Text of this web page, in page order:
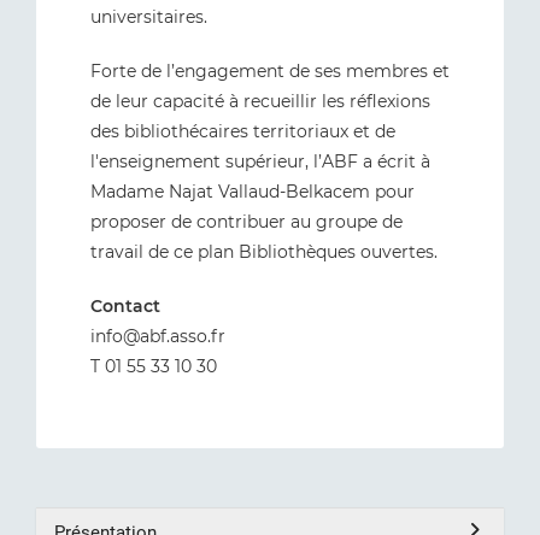
universitaires.
Forte de l’engagement de ses membres et
de leur capacité à recueillir les réflexions
des bibliothécaires territoriaux et de
l'enseignement supérieur, l’ABF a écrit à
Madame Najat Vallaud-Belkacem pour
proposer de contribuer au groupe de
travail de ce plan Bibliothèques ouvertes.
Contact
info@abf.asso.fr
T 01 55 33 10 30